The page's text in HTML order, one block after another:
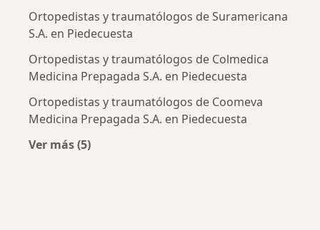
Ortopedistas y traumatólogos de Suramericana
S.A. en Piedecuesta
Ortopedistas y traumatólogos de Colmedica
Medicina Prepagada S.A. en Piedecuesta
Ortopedistas y traumatólogos de Coomeva
Medicina Prepagada S.A. en Piedecuesta
Ver más (5)